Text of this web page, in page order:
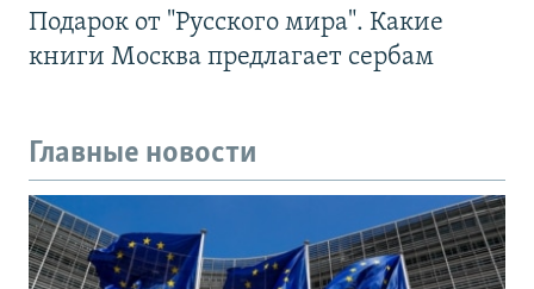
Подарок от "Русского мира". Какие
книги Москва предлагает сербам
Главные новости